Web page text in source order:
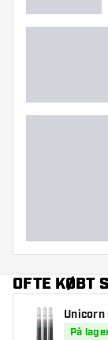
OFTE KØBT
Unicorn
after
På